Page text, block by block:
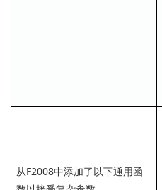
从F2008中添加了以下通用函